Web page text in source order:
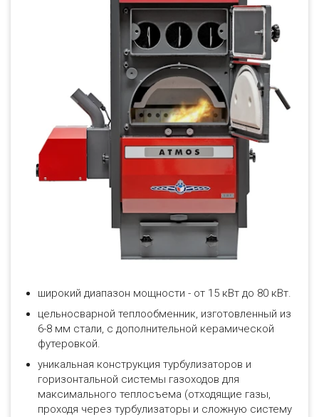
широкий диапазон мощности - от 15 кВт до 80 кВт.
цельносварной теплообменник, изготовленный из
6-8 мм стали, с дополнительной керамической
футеровкой.
уникальная конструкция турбулизаторов и
горизонтальной системы газоходов для
максимального теплосъема (отходящие газы,
проходя через турбулизаторы и сложную систему